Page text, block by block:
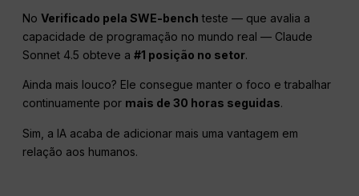
NoVerificado pela SWE-bench teste — que avalia a
capacidade de programação no mundo real — Claude
Sonnet 4.5 obteve a#1 posição no setor.
Ainda mais louco? Ele consegue manter o foco e trabalhar
continuamente por mais de 30 horas seguidas.
Sim, a IA acaba de adicionar mais uma vantagem em
relação aos humanos.